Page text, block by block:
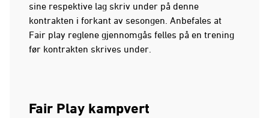
sine respektive lag skriv under på denne
kontrakten i forkant av sesongen. Anbefales at
Fair play reglene gjennomgås felles på en trening
før kontrakten skrives under.
Fair Play kampvert